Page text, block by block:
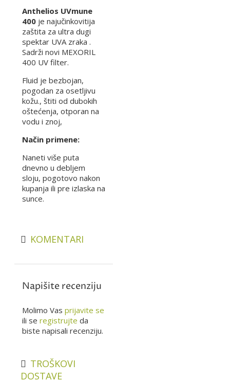
Anthelios UVmune
400 je najučinkovitija
zaštita za ultra dugi
spektar UVA zraka .
Sadrži novi MEXORIL
400 UV filter.
Fluid je bezbojan,
pogodan za osetljivu
kožu., štiti od dubokih
oštećenja, otporan na
vodu i znoj,
Način primene:
Naneti više puta
dnevno u debljem
sloju, pogotovo nakon
kupanja ili pre izlaska na
sunce.
KOMENTARI
Napišite recenziju
Molimo Vas prijavite se
ili se registrujte da
biste napisali recenziju.
TROŠKOVI
DOSTAVE